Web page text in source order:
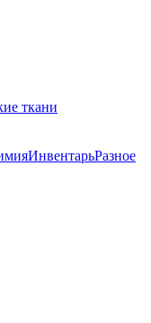
ткани
ИнвентарьРазное